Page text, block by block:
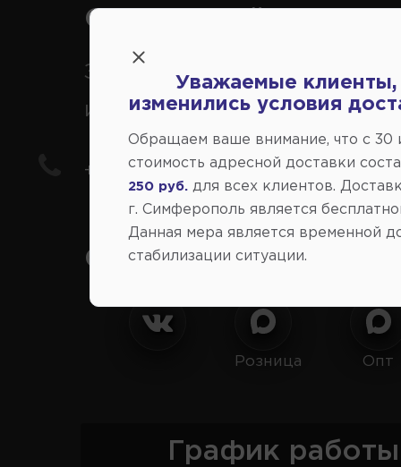
Справочный центр:
Заказ шин, дисков,
иномарки
+7(978) 206-206-8
Социальные сети:
Розница Опт
График
Уважаемые клиенты,
изменились условия
Обращаем ваше внимание, что c 30
стоимость адресной доставки
250 руб.
для всех клиентов.
г. Симферополь является
Данная мера является временной
стабилизации ситуации.